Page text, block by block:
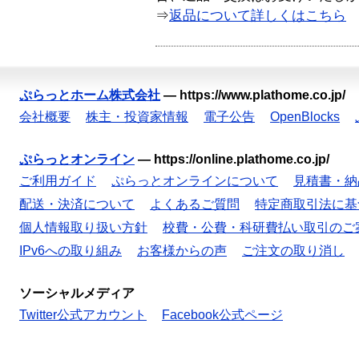
⇒返品について詳しくはこちら
ぷらっとホーム株式会社 — https://www.plathome.co.jp/
会社概要
株主・投資家情報 電子公告 OpenBlocks
ぷらっとオンライン — https://online.plathome.co.jp/
ご利用ガイド
ぷらっとオンラインについて
見積書・
配送・決済について
よくあるご質問
特定商取引法に
個人情報取り扱い方針
校費・公費・科研費払い取引のご
IPv6への取り組み
お客様からの声 ご注文の取り消し
ソーシャルメディア
Twitter公式アカウント
Facebook公式ページ